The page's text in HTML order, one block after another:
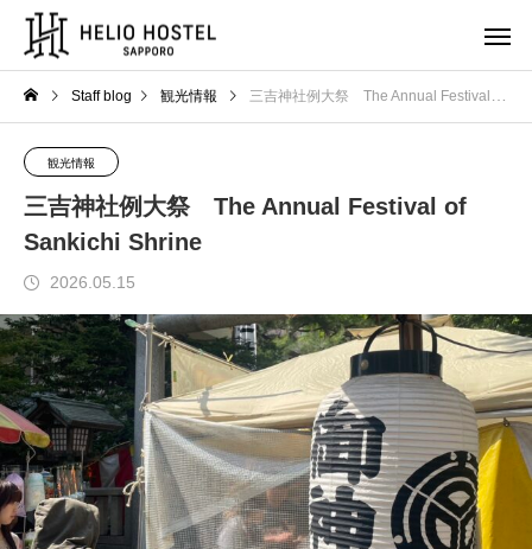
Staff blog 観光情報 三吉神社例大祭 The Annual Festival of Sankichi Shrine
観光情報
三吉神社例大祭 The Annual Festival of
Sankichi Shrine
2026.05.15